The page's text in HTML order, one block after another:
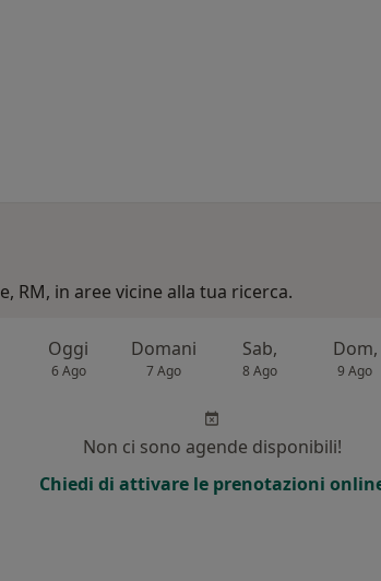
RM, in aree vicine alla tua ricerca.
Oggi
6 Ago
Domani
7 Ago
Sab,
8 Ago
Dom,
9 Ago
Non ci sono agende disponibili!
Chiedi di attivare le prenotazioni